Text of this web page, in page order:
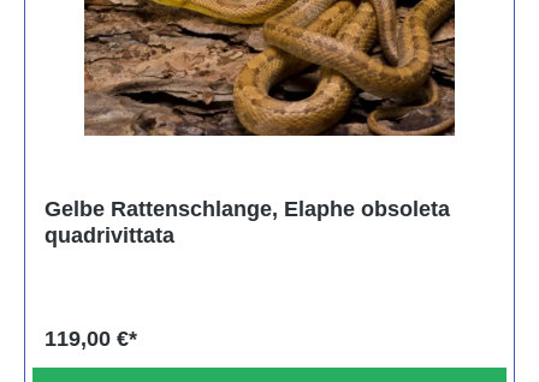
Gelbe Rattenschlange, Elaphe obsoleta
quadrivittata
119,00 €*